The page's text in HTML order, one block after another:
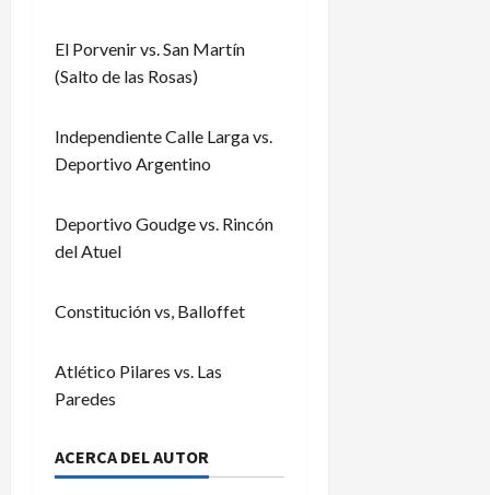
El Porvenir vs. San Martín
(Salto de las Rosas)
Independiente Calle Larga vs.
Deportivo Argentino
Deportivo Goudge vs. Rincón
del Atuel
Constitución vs, Balloffet
Atlético Pilares vs. Las
Paredes
ACERCA DEL AUTOR